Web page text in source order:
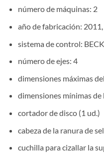
número de máquinas: 2
año de fabricación:
sistema de control:
número de ejes: 4
dimensiones máximas
dimensiones mínimas
cortador de disco (1 ud.)
cabeza de la ranura de
cuchilla para cizallar la